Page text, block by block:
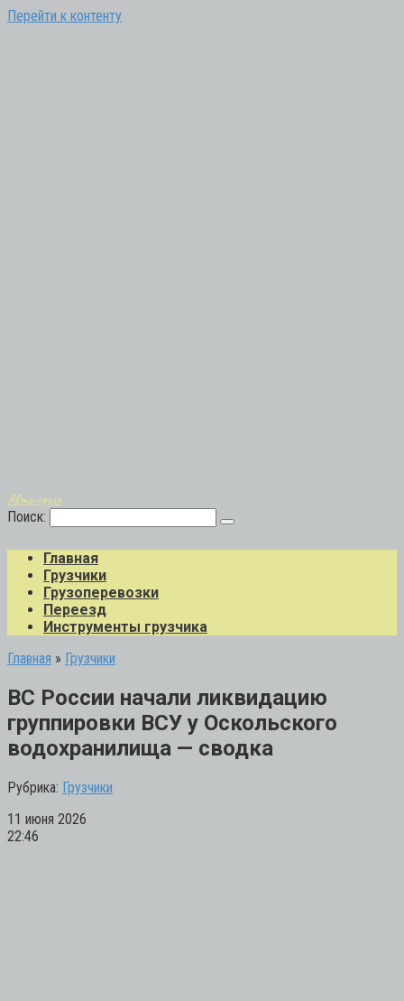
Перейти к контенту
Авто-грузо
Поиск:
Главная
Грузчики
Грузоперевозки
Переезд
Инструменты грузчика
Главная » Грузчики
ВС России начали ликвидацию
группировки ВСУ у Оскольского
водохранилища — сводка
Рубрика: Грузчики
11 июня 2026
22:46